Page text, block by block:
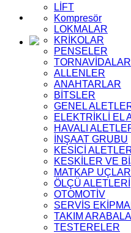
LİFT
Kompresör
LOKMALAR
KRİKOLAR
PENSELER
TORNAVİDALAR
ALLENLER
ANAHTARLAR
BİTSLER
GENEL
ELEKTRİKLİ EL
HAVALI
İNŞAAT GRUBU
KESİCİ
KESKİLER VE
MATKAP
ÖLÇÜ ALETLERİ
OTOMOTİV
SERVİS
TAKIM
TESTERELER